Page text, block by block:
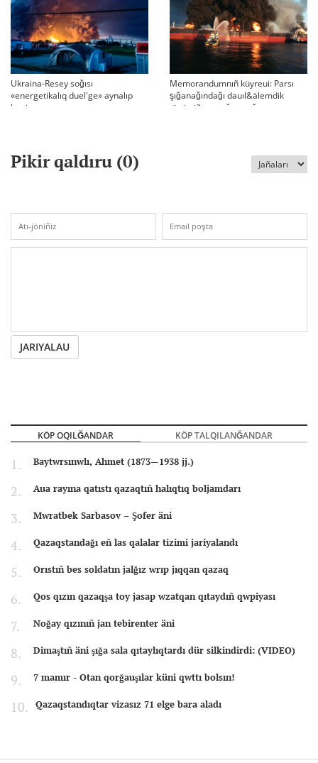
Ukraina-Resey soğısı
«energetikalıq duel'ge» aynalıp
ketti
Memorandumnıñ küyreui: Parsı
şığanağındağı dauıl&älemdik
tärtiptiñ sın sağatı soğıp twr
Pikir qaldıru (0)
JARIYALAU
KÖP OQILĞANDAR KÖP TALQILANĞANDAR
Baytwrsınwlı, Ahmet (1873—1938 jj.)
Aua rayına qatıstı qazaqtıñ halıqtıq boljamdarı
Mwratbek Sarbasov – Şofer äni
Qazaqstandağı eñ las qalalar tizimi jariyalandı
Orıstıñ bes soldatın jalğız wrıp jıqqan qazaq
Qos qızın qazaqşa toy jasap wzatqan qıtaydıñ qwpiyası
Noğay qızınıñ jan tebirenter äni
Dimaştıñ äni şığa sala qıtaylıqtardı dür silkindirdi: (VIDEO)
7 mamır - Otan qorğauşılar küni qwttı bolsın!
Qazaqstandıqtar vizasız 71 elge bara aladı